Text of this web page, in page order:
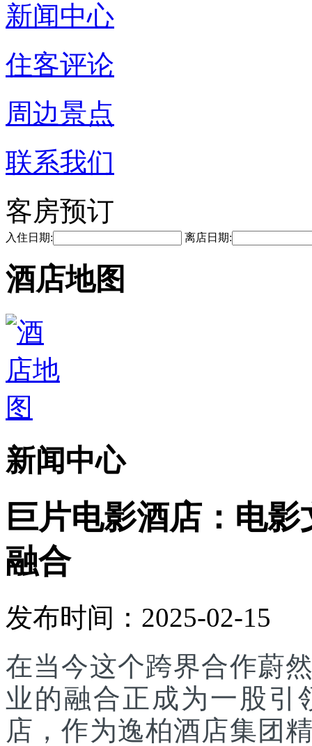
新闻中心
住客评论
周边景点
联系我们
客房预订
入住日期: 离店日期:
酒店地图
新闻中心
巨片电影酒店：电
融合
发布时间：2025-02-15
在当今这个跨界合作蔚
业的融合正成为一股引
店，作为逸柏酒店集团